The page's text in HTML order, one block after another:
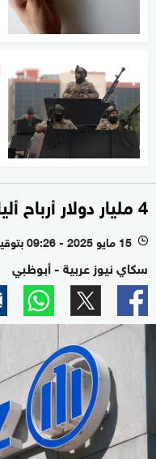
4 مليار دولار أرباح أليانز الألمانية في الربع الأول
l 15 مايو 2025 - 09:26 بتوقيت أبوظبي
سكاي نيوز عربية - أبوظبي